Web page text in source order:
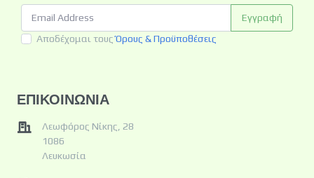
Εγγραφή
Αποδέχομαι τουςΌρους & Προϋποθέσεις
ΕΠΙΚΟΙΝΩΝΙΑ
Λεωφόρος Νίκης, 28
1086
Λευκωσία